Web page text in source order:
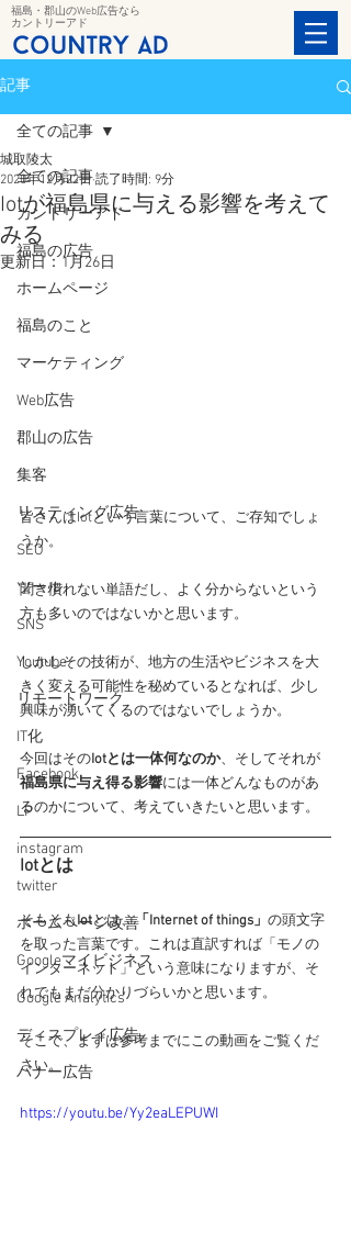
福島・郡山のWeb広告なら
カントリーアド
記事
全ての記事
カントリーアド
福島の広告
ホームページ
福島のこと
マーケティング
Web広告
郡山の広告
集客
リスティング広告
SEO
ツール
SNS
Youtube
リモートワーク
IT化
Facebook
LP
instagram
twitter
ホームページ改善
Googleマイビジネス
Google Analytics
ディスプレイ広告
バナー広告
全ての記事
Iotが福島県に与える影響を考えて
みる
城取陵太
2020年12月22日 読了時間: 9分
更新日：1月26日
皆さんはIotという言葉について、ご存知でしょ
うか。
聞き慣れない単語だし、よく分からないという
方も多いのではないかと思います。
しかしその技術が、地方の生活やビジネスを大
きく変える可能性を秘めているとなれば、少し
興味が湧いてくるのではないでしょうか。
今回はそのIotとは一体何なのか、そしてそれが
福島県に与え得る影響には一体どんなものがあ
るのかについて、考えていきたいと思います。
Iotとは
そもそもIotとは、「Internet of things」 の頭文字
を取った言葉です。これは直訳すれば「モノの
インターネット」という意味になりますが、そ
れでもまだ分かりづらいかと思います。
そこで、まずは参考までにこの動画をご覧くだ
さい。
https://youtu.be/Yy2eaLEPUWI